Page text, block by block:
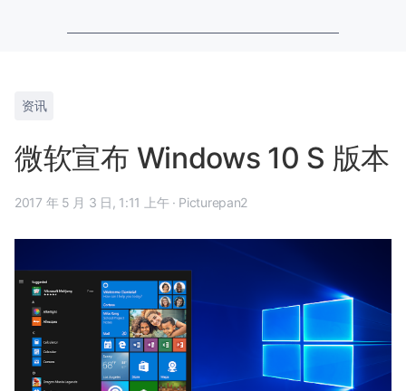
资讯
微软宣布 Windows 10 S 版本
2017 年 5 月 3 日, 1:11 上午 · Picturepan2